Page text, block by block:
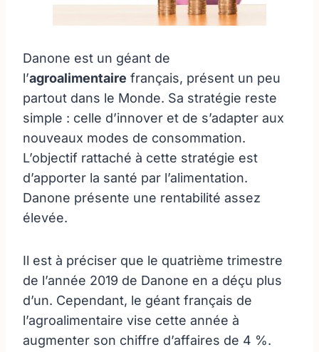
Danone est un géant de
l’agroalimentaire français, présent un peu
partout dans le Monde. Sa stratégie reste
simple : celle d’innover et de s’adapter aux
nouveaux modes de consommation.
L’objectif rattaché à cette stratégie est
d’apporter la santé par l’alimentation.
Danone présente une rentabilité assez
élevée.
Il est à préciser que le quatrième trimestre
de l’année 2019 de Danone en a déçu plus
d’un. Cependant, le géant français de
l’agroalimentaire vise cette année à
augmenter son chiffre d’affaires de 4 %.